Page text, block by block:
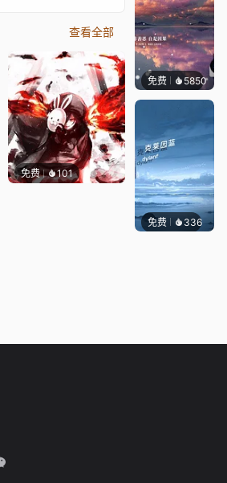
查看全部
免费 101
免费 5850冰茶
免费 336冰茶Ln